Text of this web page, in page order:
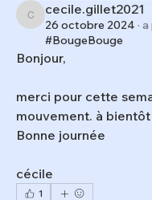
cecile.gillet2021
cecile.gillet2021
26 octobre 2024 · a
#BougeBouge
Bonjour,
merci pour cette
mouvement. à bientôt
Bonne journée
cécile
1